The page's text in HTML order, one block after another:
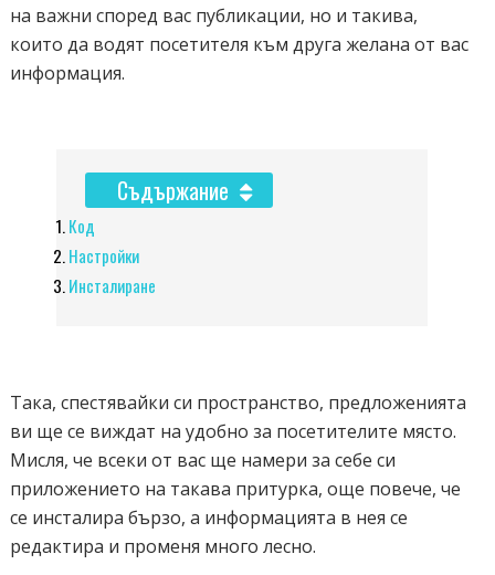
на важни според вас публикации, но и такива,
които да водят посетителя към друга желана от вас
информация.
Съдържание
Код
Настройки
Инсталиране
Така, спестявайки си пространство, предложенията
ви ще се виждат на удобно за посетителите място.
Мисля, че всеки от вас ще намери за себе си
приложението на такава притурка, още повече, че
се инсталира бързо, а информацията в нея се
редактира и променя много лесно.